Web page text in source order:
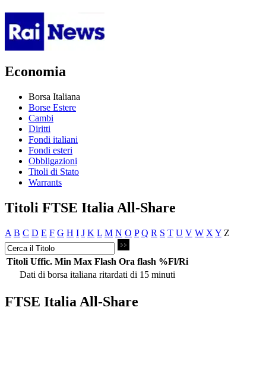
Economia
Borsa Italiana
Borse Estere
Cambi
Diritti
Fondi italiani
Fondi esteri
Obbligazioni
Titoli di Stato
Warrants
Titoli FTSE Italia All-Share
A B C D E F G H I J K L M N O P Q R S T U V W X Y Z
Titoli Uffic. Min Max Flash Ora flash %Fl/Ri
Dati di borsa italiana ritardati di 15 minuti
FTSE Italia All-Share